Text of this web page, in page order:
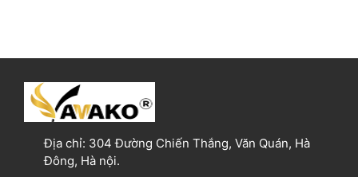
Địa chỉ: 304 Đường Chiến Thắng, Văn Quán, Hà
Đông, Hà nội.